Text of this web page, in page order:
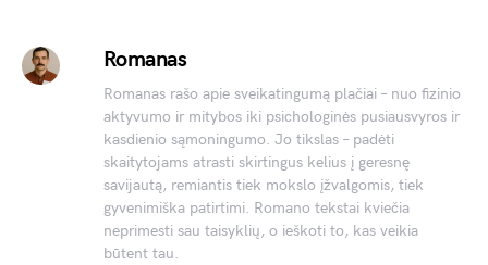
Romanas
Romanas rašo apie sveikatingumą plačiai – nuo fizinio
aktyvumo ir mitybos iki psichologinės pusiausvyros ir
kasdienio sąmoningumo. Jo tikslas – padėti
skaitytojams atrasti skirtingus kelius į geresnę
savijautą, remiantis tiek mokslo įžvalgomis, tiek
gyvenimiška patirtimi. Romano tekstai kviečia
neprimesti sau taisyklių, o ieškoti to, kas veikia
būtent tau.